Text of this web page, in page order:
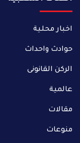
اخبار محلية
حوادث واحداث
الركن القانونى
عالمية
مقالات
منوعات